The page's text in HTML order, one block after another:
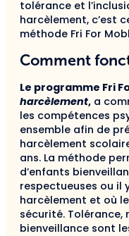
tolérance et
harcèlement, c’est
méthode Fri For
Comment
Le programme Fri
harcèlement, a
les compétences
ensemble afin de
harcèlement
ans. La méthode
d’enfants
respectueuses ou il
harcèlement et où
sécurité.
bienveillance sont